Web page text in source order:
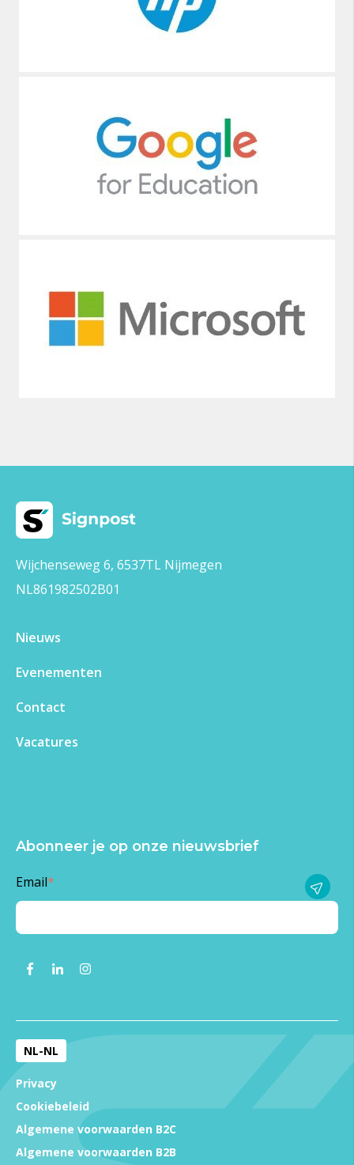
Wijchenseweg 6, 6537TL Nijmegen
NL861982502B01
Nieuws
Evenementen
Contact
Vacatures
Abonneer je op onze nieuwsbrief
Email*
NL-NL
Privacy
Cookiebeleid
Algemene voorwaarden B2C
Algemene voorwaarden B2B